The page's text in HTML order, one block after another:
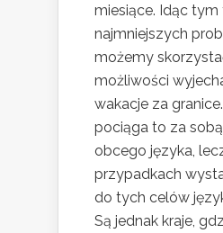
miesiące. Idąc
najmniejszych
możemy
możliwości
wakacje za
pociąga to za
obcego języka,
przypadkach
do tych celów
Są jednak kraje,